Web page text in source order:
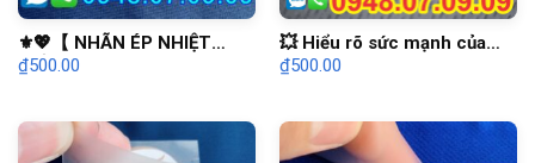
⚜️💖【 NHÃN ÉP NHIỆT
QUẦN ÁO 】💖⚜️
₫500.00
💥 Hiểu rõ sức mạnh của
nhãn ép nhiệt may mặc
₫500.00